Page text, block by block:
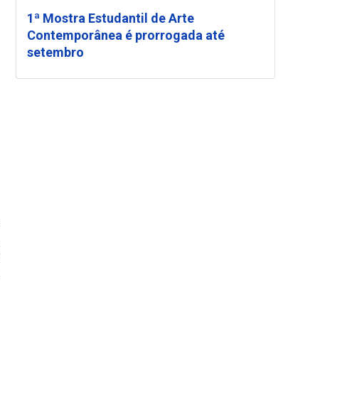
1ª Mostra Estudantil de Arte
Contemporânea é prorrogada até
setembro